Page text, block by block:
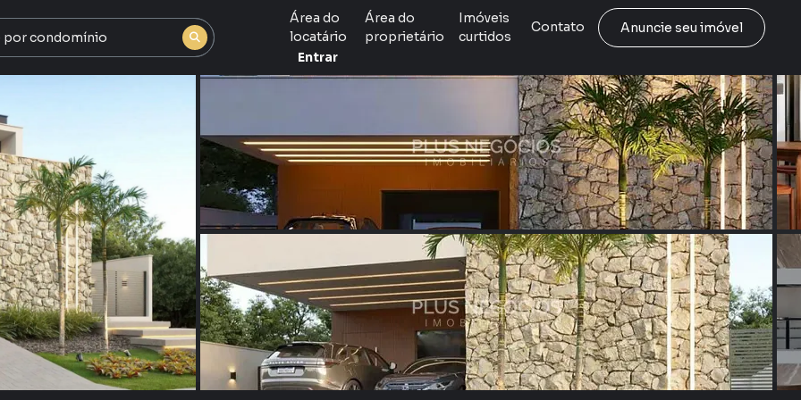
Área do
locatário
Área do
proprietário
Imóveis
curtidos
Contato
Anuncie seu imóvel
Entrar